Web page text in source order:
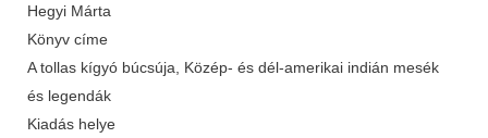
Hegyi Márta
Könyv címe
A tollas kígyó búcsúja, Közép- és dél-amerikai indián mesék
és legendák
Kiadás helye